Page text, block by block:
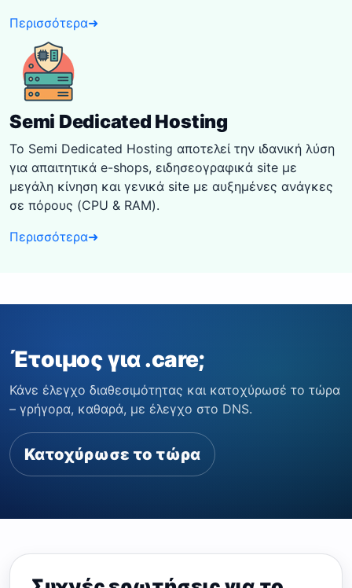
Περισσότερα➜
Semi Dedicated Hosting
Το Semi Dedicated Hosting αποτελεί την ιδανική λύση
για απαιτητικά e-shops, ειδησεογραφικά site με
μεγάλη κίνηση και γενικά site με αυξημένες ανάγκες
σε πόρους (CPU & RAM).
Περισσότερα➜
Έτοιμος για .care;
Κάνε έλεγχο διαθεσιμότητας και κατοχύρωσέ το τώρα
– γρήγορα, καθαρά, με έλεγχο στο DNS.
Κατοχύρωσε το τώρα